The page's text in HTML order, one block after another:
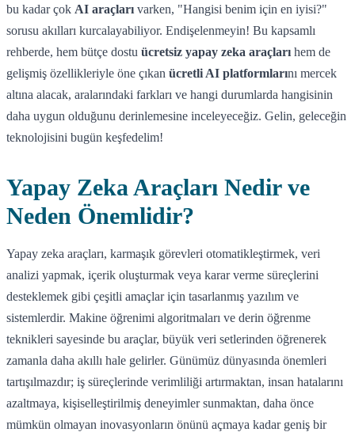
bu kadar çok AI araçları varken, "Hangisi benim için en iyisi?"
sorusu akılları kurcalayabiliyor. Endişelenmeyin! Bu kapsamlı
rehberde, hem bütçe dostu ücretsiz yapay zeka araçları hem de
gelişmiş özellikleriyle öne çıkan ücretli AI platformlarını mercek
altına alacak, aralarındaki farkları ve hangi durumlarda hangisinin
daha uygun olduğunu derinlemesine inceleyeceğiz. Gelin, geleceğin
teknolojisini bugün keşfedelim!
Yapay Zeka Araçları Nedir ve
Neden Önemlidir?
Yapay zeka araçları, karmaşık görevleri otomatikleştirmek, veri
analizi yapmak, içerik oluşturmak veya karar verme süreçlerini
desteklemek gibi çeşitli amaçlar için tasarlanmış yazılım ve
sistemlerdir. Makine öğrenimi algoritmaları ve derin öğrenme
teknikleri sayesinde bu araçlar, büyük veri setlerinden öğrenerek
zamanla daha akıllı hale gelirler. Günümüz dünyasında önemleri
tartışılmazdır; iş süreçlerinde verimliliği artırmaktan, insan hatalarını
azaltmaya, kişiselleştirilmiş deneyimler sunmaktan, daha önce
mümkün olmayan inovasyonların önünü açmaya kadar geniş bir